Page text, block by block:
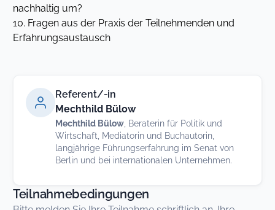
nachhaltig um?
10. Fragen aus der Praxis der Teilnehmenden und
Erfahrungsaustausch
Referent/-in
Mechthild Bülow
Mechthild Bülow , Beraterin für Politik und
Wirtschaft, Mediatorin und Buchautorin,
langjährige Führungserfahrung im Senat von
Berlin und bei internationalen Unternehmen.
Teilnahmebedingungen